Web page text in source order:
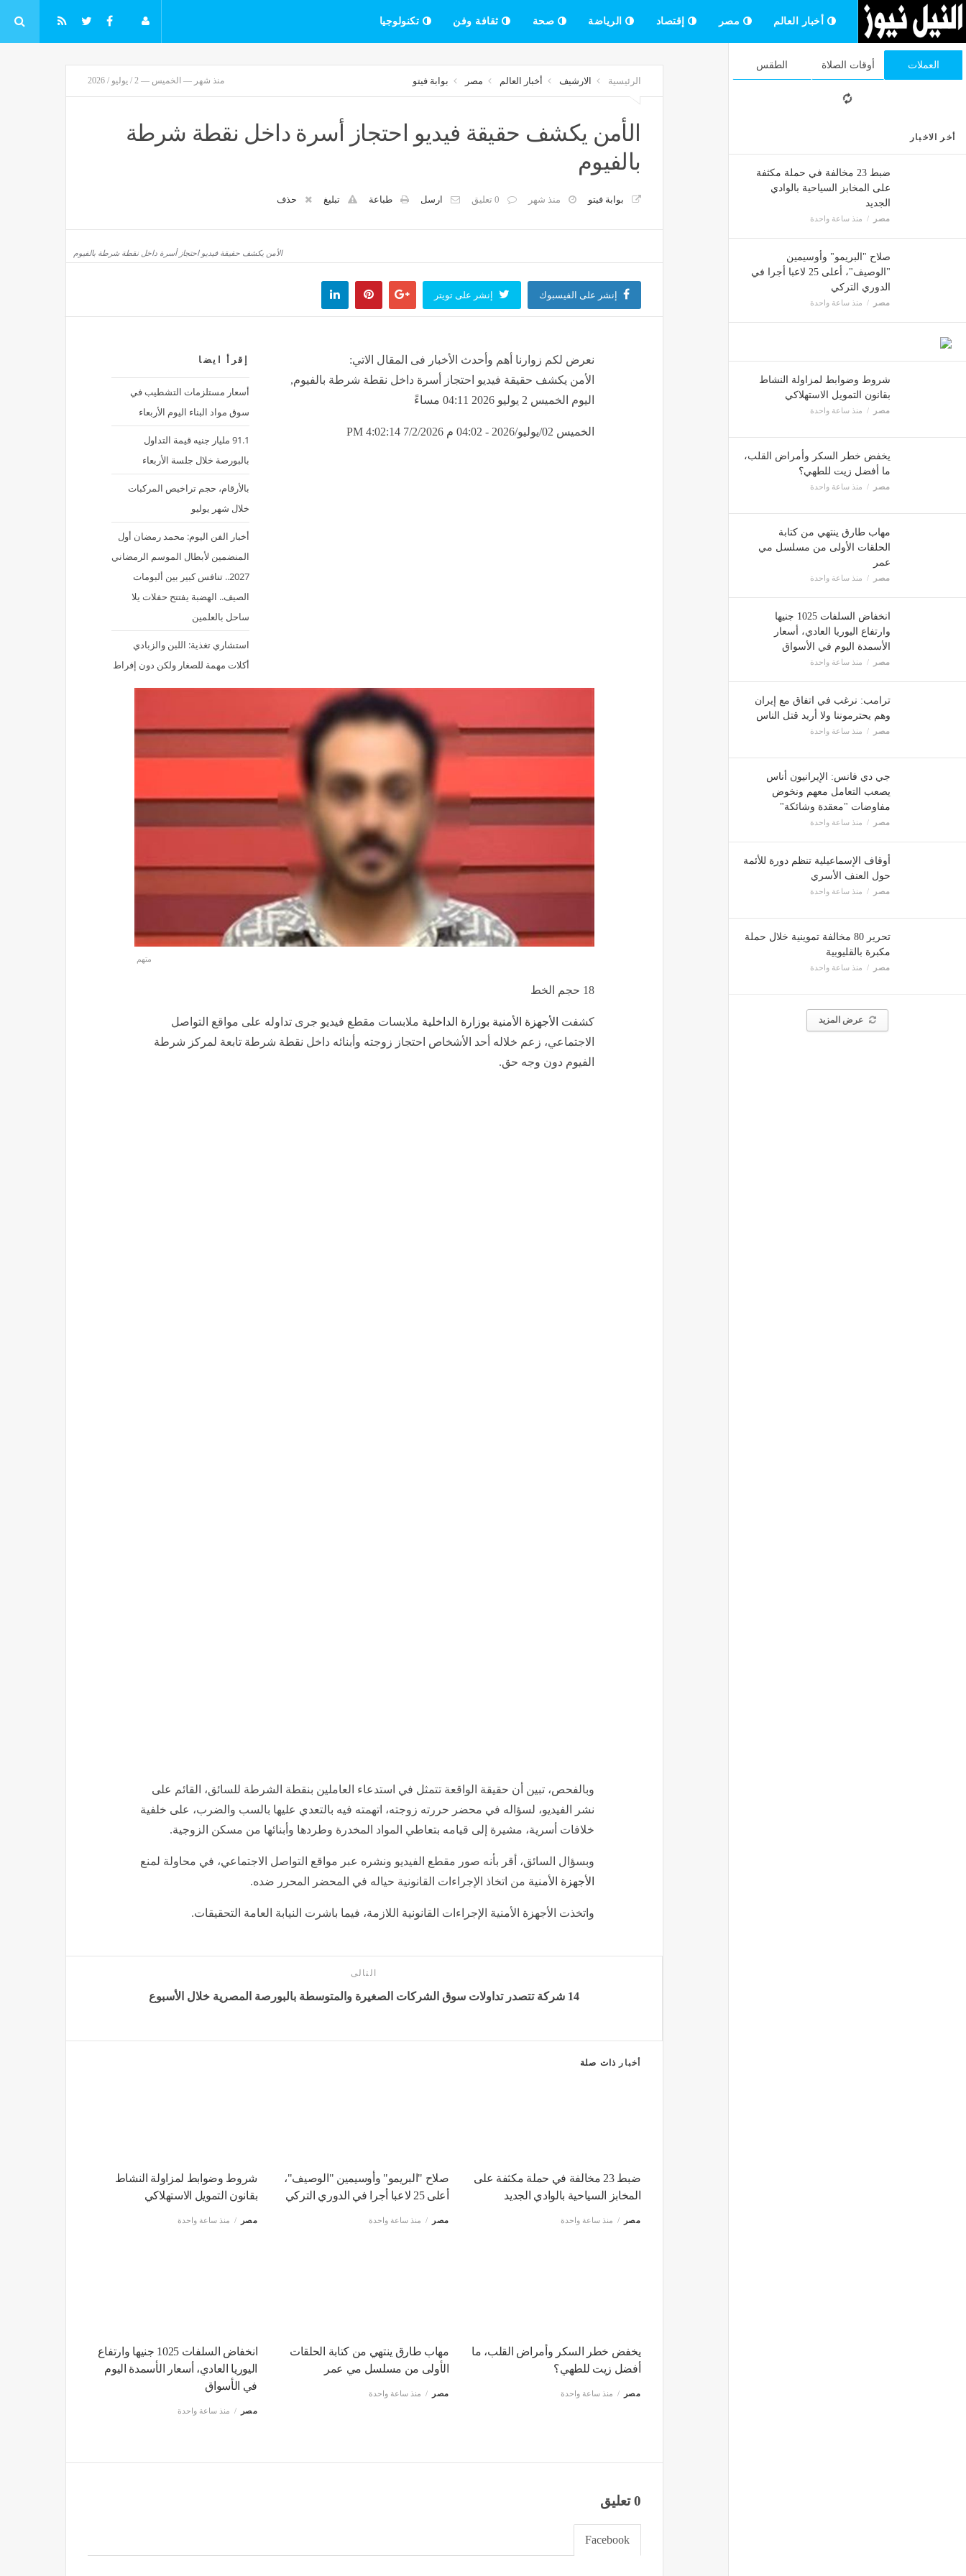
أخبار العالم مصر إقتصاد الرياضة صحة ثقافة وفن تكنولوجيا
العملات أوقات الصلاة الطقس
أخر الاخبار
ضبط 23 مخالفة في حملة مكثفة
على المخابز السياحية بالوادي
الجديد
مصر منذ ساعة واحدة
صلاح "البريمو" وأوسيمين
"الوصيف"، أعلى 25 لاعبا أجرا في
الدوري التركي
مصر منذ ساعة واحدة
شروط وضوابط لمزاولة النشاط
بقانون التمويل الاستهلاكي
مصر منذ ساعة واحدة
يخفض خطر السكر وأمراض القلب،
ما أفضل زيت للطهي؟
مصر منذ ساعة واحدة
مهاب طارق ينتهي من كتابة
الحلقات الأولى من مسلسل مي
عمر
مصر منذ ساعة واحدة
انخفاض السلفات 1025 جنيها
وارتفاع اليوريا العادي، أسعار
الأسمدة اليوم في الأسواق
مصر منذ ساعة واحدة
ترامب: نرغب في اتفاق مع إيران
وهم يحترموننا ولا أريد قتل الناس
مصر منذ ساعة واحدة
جي دي فانس: الإيرانيون أناس
يصعب التعامل معهم ونخوض
مفاوضات "معقدة وشائكة"
مصر منذ ساعة واحدة
أوقاف الإسماعيلية تنظم دورة للأئمة
حول العنف الأسري
مصر منذ ساعة واحدة
تحرير 80 مخالفة تموينية خلال حملة
مكبرة بالقليوبية
مصر منذ ساعة واحدة
عرض المزيد
الرئيسية الارشيف أخبار العالم مصر بوابة فيتو منذ شهر — الخميس — 2 / يوليو / 2026
الأمن يكشف حقيقة فيديو احتجاز أسرة داخل نقطة شرطة
بالفيوم
بوابة فيتو منذ شهر 0 تعليق ارسل طباعة تبليغ حذف
الأمن يكشف حقيقة فيديو احتجاز أسرة داخل نقطة شرطة بالفيوم
إنشر على الفيسبوك إنشر على تويتر
إقرأ ايضا
أسعار مستلزمات التشطيب في
سوق مواد البناء اليوم الأربعاء
91.1 مليار جنيه قيمة التداول
بالبورصة خلال جلسة الأربعاء
بالأرقام، حجم تراخيص المركبات
خلال شهر يوليو
أخبار الفن اليوم: محمد رمضان أول
المنضمين لأبطال الموسم الرمضاني
2027.. تنافس كبير بين ألبومات
الصيف.. الهضبة يفتتح حفلات يلا
ساحل بالعلمين
استشاري تغذية: اللبن والزبادي
أكلات مهمة للصغار ولكن دون إفراط
نعرض لكم زوارنا أهم وأحدث الأخبار فى المقال الاتي:
الأمن يكشف حقيقة فيديو احتجاز أسرة داخل نقطة شرطة بالفيوم,
اليوم الخميس 2 يوليو 2026 04:11 مساءً
الخميس 02/يوليو/2026 - 04:02 م 7/2/2026 4:02:14 PM
متهم
18 حجم الخط
كشفت الأجهزة الأمنية بوزارة الداخلية ملابسات مقطع فيديو جرى تداوله على مواقع التواصل
الاجتماعي، زعم خلاله أحد الأشخاص احتجاز زوجته وأبنائه داخل نقطة شرطة تابعة لمركز شرطة
الفيوم دون وجه حق.
وبالفحص، تبين أن حقيقة الواقعة تتمثل في استدعاء العاملين بنقطة الشرطة للسائق، القائم على
نشر الفيديو، لسؤاله في محضر حررته زوجته، اتهمته فيه بالتعدي عليها بالسب والضرب، على خلفية
خلافات أسرية، مشيرة إلى قيامه بتعاطي المواد المخدرة وطردها وأبنائها من مسكن الزوجية.
وبسؤال السائق، أقر بأنه صور مقطع الفيديو ونشره عبر مواقع التواصل الاجتماعي، في محاولة لمنع
الأجهزة الأمنية من اتخاذ الإجراءات القانونية حياله في المحضر المحرر ضده.
واتخذت الأجهزة الأمنية الإجراءات القانونية اللازمة، فيما باشرت النيابة العامة التحقيقات.
التالى
14 شركة تتصدر تداولات سوق الشركات الصغيرة والمتوسطة بالبورصة المصرية خلال الأسبوع
أخبار ذات صلة
ضبط 23 مخالفة في حملة مكثفة على
المخابز السياحية بالوادي الجديد
مصر منذ ساعة واحدة
صلاح "البريمو" وأوسيمين "الوصيف"،
أعلى 25 لاعبا أجرا في الدوري التركي
مصر منذ ساعة واحدة
شروط وضوابط لمزاولة النشاط
بقانون التمويل الاستهلاكي
مصر منذ ساعة واحدة
يخفض خطر السكر وأمراض القلب، ما
أفضل زيت للطهي؟
مصر منذ ساعة واحدة
مهاب طارق ينتهي من كتابة الحلقات
الأولى من مسلسل مي عمر
مصر منذ ساعة واحدة
انخفاض السلفات 1025 جنيها وارتفاع
اليوريا العادي، أسعار الأسمدة اليوم
في الأسواق
مصر منذ ساعة واحدة
0 تعليق
Facebook